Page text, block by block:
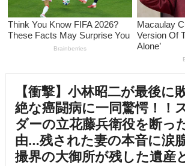
【衝撃】小林昭二が最後に
絶な癌闘病に一同驚愕！！
ダーの立花藤兵衛役を断っ
由…残された妻の本音に涙
撮界の大御所が残した遺産